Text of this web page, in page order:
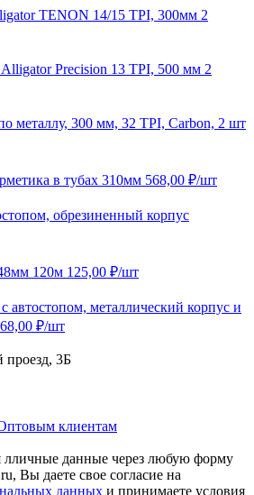
TENON 14/15 TPI, 300мм 2
Precision 13 TPI, 500 мм 2
металлу, 300 мм, 32 TPI, Carbon, 2 шт
в тубах 310мм 568,00 ₽/шт
обрезиненный корпус
120м 125,00 ₽/шт
металлический корпус и
₽/шт
3Б
клиентам
лличные данные через любую форму
Вы даете свое согласие на
данных и принимаете условия